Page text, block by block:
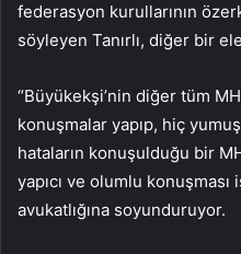
federasyon kurullarının
söyleyen Tanırlı, diğer bir
“Büyükekşi’nin diğer tüm
konuşmalar yapıp, hiç
hataların konuşulduğu bir
yapıcı ve olumlu
avukatlığına soyunduruyor.